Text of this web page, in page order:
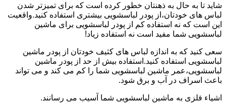
شاید تا به حال به ذهنتان خطور کرده است که برای تمیزتر شدن
لباس های خودتان،از پودر لباسشویی بیشتری استفاده کنید.واقعیت
این است که نه استفاده کم از پودر لباسشویی برای ماشین
لباسشویی شما مفید است نه استفاده زیاد!
سعی کنید که به اندازه لباس های کثیف خودتان از پودر ماشین
لباسشویی استفاده کنید.استفاده بیش از حد از پودر ماشین
لباسشویی،عمر ماشین لباسشویی شما را کم می کند و می تواند
باعث اسراف در آب و برق شود.
اشیاء فلزی به ماشین لباسشویی شما آسیب می رسانند.